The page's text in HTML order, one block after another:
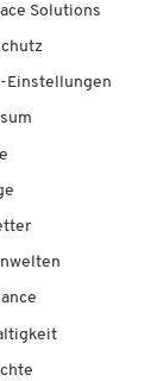
Solutions
Einstellungen